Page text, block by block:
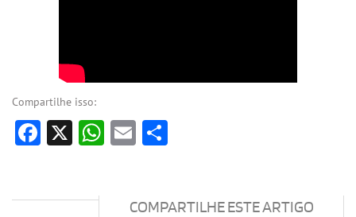
Compartilhe isso:
Facebook
X WhatsApp
Email
COMPARTILHE ESTE ARTIGO